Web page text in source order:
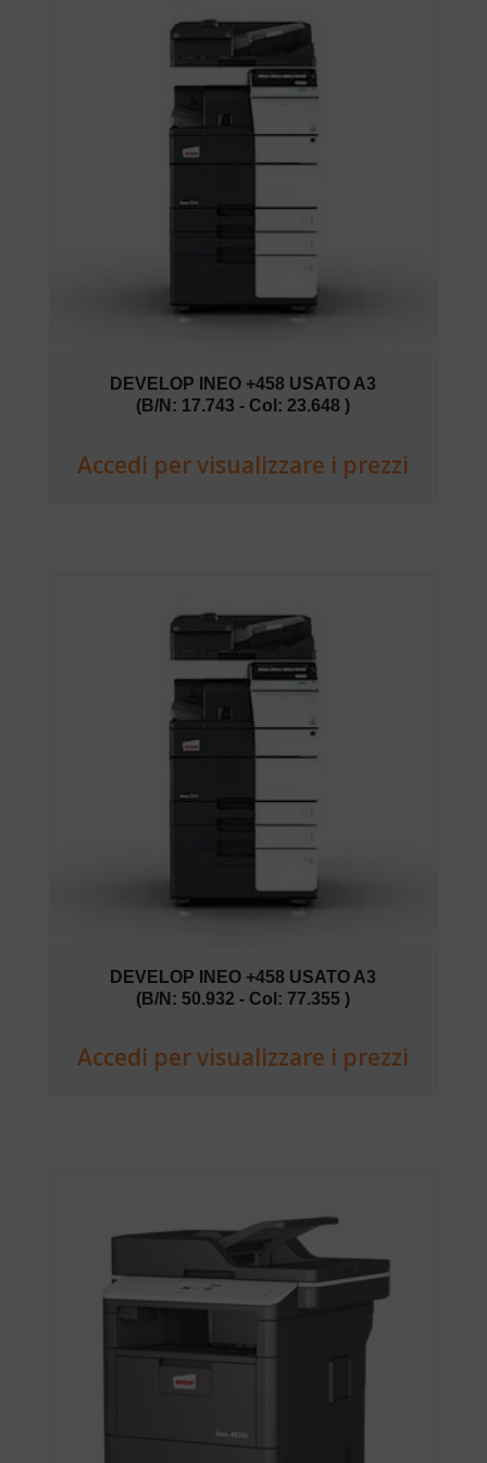
DEVELOP INEO +458 USATO A3
(B/N: 17.743 - Col: 23.648 )
Accedi per visualizzare i prezzi
DEVELOP INEO +458 USATO A3
(B/N: 50.932 - Col: 77.355 )
Accedi per visualizzare i prezzi